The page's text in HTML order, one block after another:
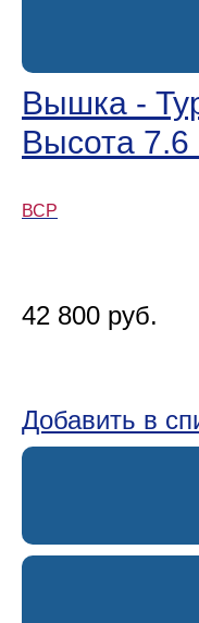
Вышка -
Высота 7.6
ВСР
42 800 руб.
Добавить в